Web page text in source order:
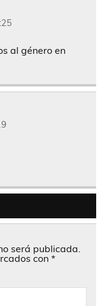
al género en
será publicada.
con *